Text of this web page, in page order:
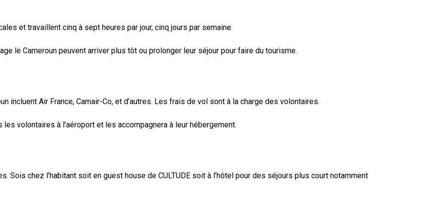
et travaillent cinq à sept heures par jour, cinq jours par semaine.
le Cameroun peuvent arriver plus tôt ou prolonger leur séjour pour faire du tourisme.
incluent Air France, Camair-Co, et d’autres. Les frais de vol sont à la charge des volontaires.
les volontaires à l’aéroport et les accompagnera à leur hébergement.
Sois chez l’habitant soit en guest house de CULTUDE soit à l’hôtel pour des séjours plus court notamment